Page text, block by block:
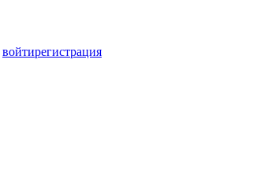
войтирегистрация